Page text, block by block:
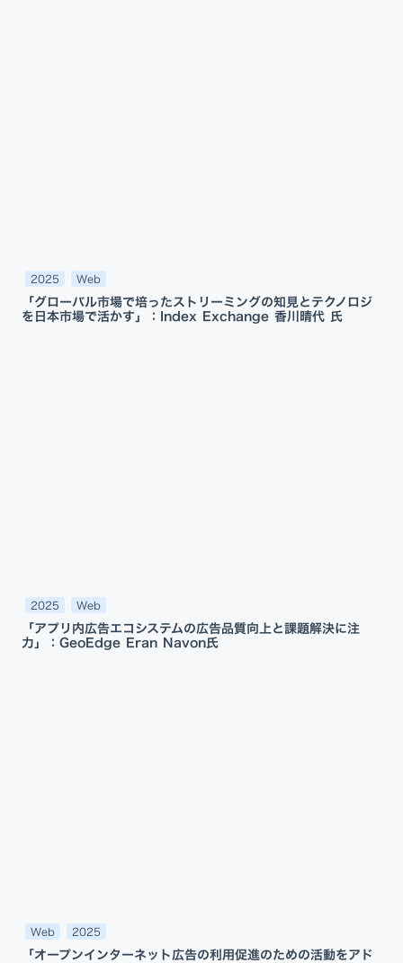
2025 Web
「グローバル市場で培ったストリーミングの知見とテクノロジ
を日本市場で活かす」：Index Exchange 香川晴代 氏
2025 Web
「アプリ内広告エコシステムの広告品質向上と課題解決に注
力」：GeoEdge Eran Navon氏
Web 2025
「オープンインターネット広告の利用促進のための活動をアド